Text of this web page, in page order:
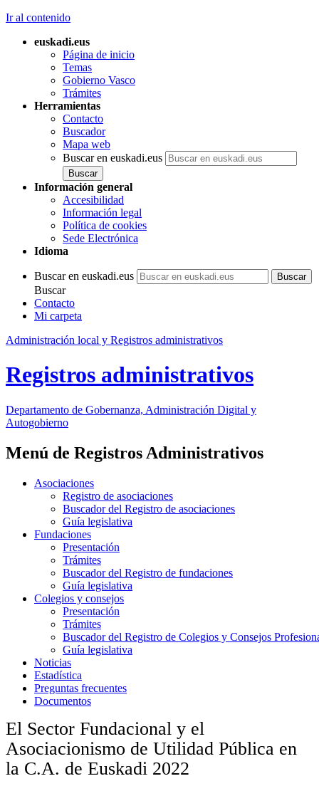
Ir al contenido
euskadi.eus
Página de inicio
Temas
Gobierno Vasco
Trámites
Herramientas
Contacto
Buscador
Mapa web
Buscar en euskadi.eus
Información general
Accesibilidad
Información legal
Política de cookies
Sede Electrónica
Idioma
Buscar en euskadi.eus
Buscar
Contacto
Mi carpeta
Administración local y Registros administrativos
Registros administrativos
Departamento de Gobernanza, Administración Digital y
Autogobierno
Menú de Registros Administrativos
Asociaciones
Registro de asociaciones
Buscador del Registro de asociaciones
Guía legislativa
Fundaciones
Presentación
Trámites
Buscador del Registro de fundaciones
Guía legislativa
Colegios y consejos
Presentación
Trámites
Buscador del Registro de Colegios y Consejos
Guía legislativa
Noticias
Estadística
Preguntas frecuentes
Documentos
El Sector Fundacional y el
Asociacionismo de Utilidad Pública en
la C.A. de Euskadi 2022